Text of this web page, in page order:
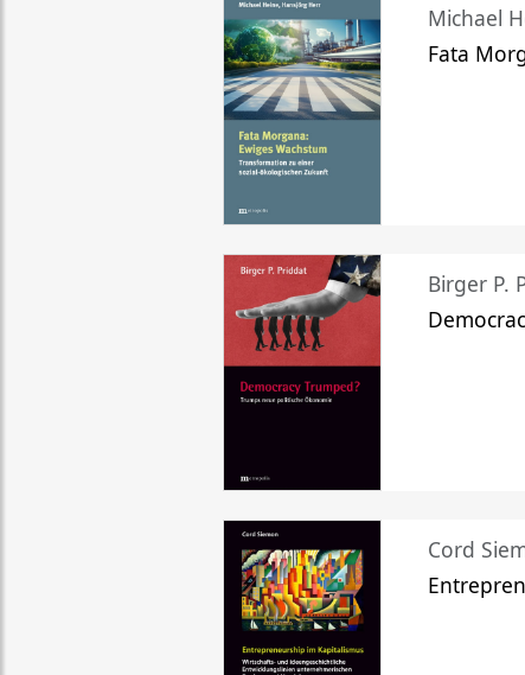
Michael
Fata
Birger P.
Cord